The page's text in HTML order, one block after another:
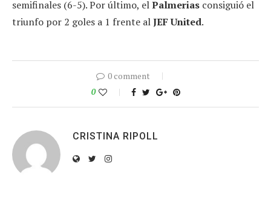
semifinales (6-5). Por último, elPalmerias consiguió el
triunfo por 2 goles a 1 frente alJEF United.
0 comment
0
CRISTINA RIPOLL